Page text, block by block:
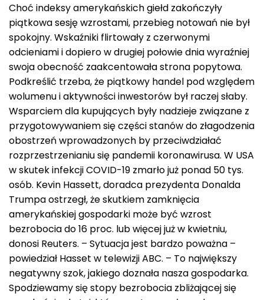
Choć indeksy amerykańskich giełd zakończyły
piątkowa sesję wzrostami, przebieg notowań nie był
spokojny. Wskaźniki flirtowały z czerwonymi
odcieniami i dopiero w drugiej połowie dnia wyraźniej
swoja obecność zaakcentowała strona popytowa.
Podkreślić trzeba, że piątkowy handel pod względem
wolumenu i aktywności inwestorów był raczej słaby.
Wsparciem dla kupujących były nadzieje związane z
przygotowywaniem się części stanów do złagodzenia
obostrzeń wprowadzonych by przeciwdziałać
rozprzestrzenianiu się pandemii koronawirusa. W USA
w skutek infekcji COVID-19 zmarło już ponad 50 tys.
osób. Kevin Hassett, doradca prezydenta Donalda
Trumpa ostrzegł, że skutkiem zamknięcia
amerykańskiej gospodarki może być wzrost
bezrobocia do 16 proc. lub więcej już w kwietniu,
donosi Reuters. – Sytuacja jest bardzo poważna –
powiedział Hasset w telewizji ABC. – To największy
negatywny szok, jakiego doznała nasza gospodarka.
Spodziewamy się stopy bezrobocia zbliżającej się